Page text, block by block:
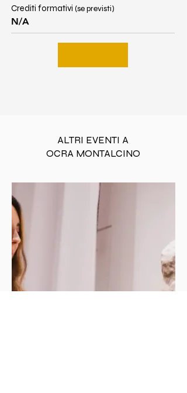
Crediti formativi (se previsti)
N/A
ALTRI EVENTI A
OCRA MONTALCINO